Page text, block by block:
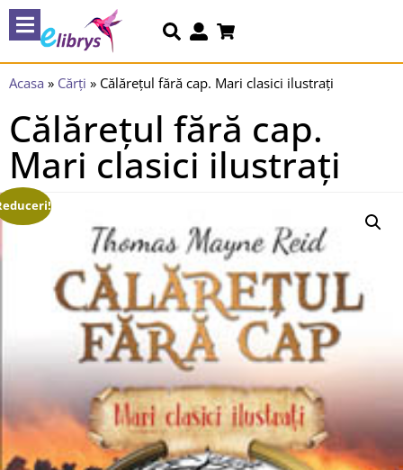
Acasa » Cărți » Călărețul fără cap. Mari clasici ilustrați
Călărețul fără cap.
Mari clasici ilustrați